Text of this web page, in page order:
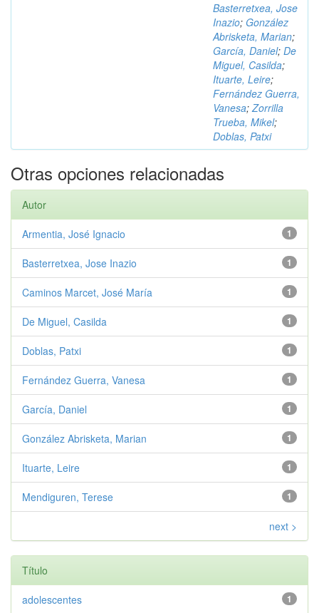
Basterretxea, Jose
Inazio; González
Abrisketa, Marian;
García, Daniel; De
Miguel, Casilda;
Ituarte, Leire;
Fernández Guerra,
Vanesa;Zorrilla
Trueba, Mikel;
Doblas, Patxi
Otras opciones relacionadas
Autor
1
Armentia, José Ignacio
1
Basterretxea, Jose Inazio
1
Caminos Marcet, José María
1
De Miguel, Casilda
1
Doblas, Patxi
1
Fernández Guerra, Vanesa
1
García, Daniel
1
González Abrisketa, Marian
1
Ituarte, Leire
1
Mendiguren, Terese
next >
Título
1
adolescentes